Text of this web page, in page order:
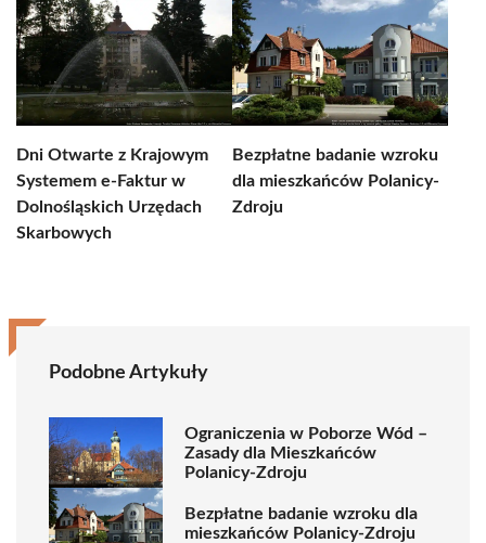
Dni Otwarte z Krajowym
Systemem e-Faktur w
Dolnośląskich Urzędach
Skarbowych
Bezpłatne badanie wzroku
dla mieszkańców Polanicy-
Zdroju
Podobne Artykuły
Ograniczenia w Poborze Wód –
Zasady dla Mieszkańców
Polanicy-Zdroju
Bezpłatne badanie wzroku dla
mieszkańców Polanicy-Zdroju